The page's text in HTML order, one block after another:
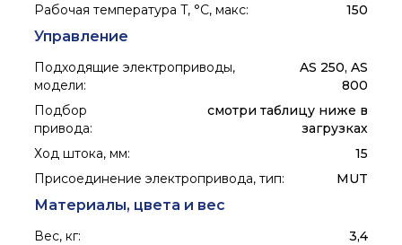
Рабочая температура T, °C, макс: 150
Управление
Подходящие электроприводы,
модели:
AS 250, AS
800
Подбор
привода:
смотри таблицу ниже в
загрузках
Ход штока, мм:
15
Присоединение электропривода, тип: MUT
Материалы, цвета и вес
Вес, кг:
3,4